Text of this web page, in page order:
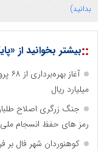
دانشگاه سئوی ایران
مریم حاج نوروز نظری
بدانید)
::بیشتر بخوانید از
میلیارد ریال
جنگ زرگری اصلاح
رمز های حفظ انسجام
کوهنوردان شهر فال بر